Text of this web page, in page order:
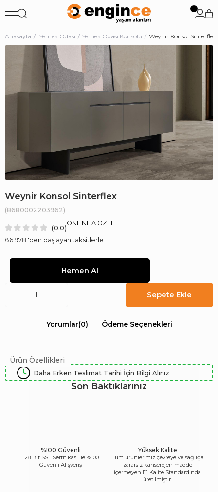
Anasayfa Yemek Odası Yemek Odası Konsolu Weynir Konsol Sinterflex
Weynir Konsol Sinterflex
(8680002203962)
0.0
₺6.978 'den başlayan taksitlerle
ONLINE'A ÖZEL
Yorumlar(0) Ödeme Seçenekleri
Ürün Özellikleri
Daha Erken Teslimat Tarihi İçin Bilgi Alınız
Son Baktıklarınız
%100 Güvenli
128 Bit SSL Sertifikası ile %100
Güvenli Alışveriş
Yüksek Kalite
Tüm ürünlerimiz çevreye ve sağlığa
zararsız kanserojen madde
içermeyen E1 Kalite Standardında
üretilmiştir.